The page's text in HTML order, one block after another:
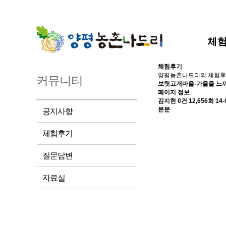
체
커뮤니티
공지사항
체험후기
질문답변
자료실
체험후기
양평농촌나드리의 체험
보릿고개마을-가을을 느
페이지 정보
김지현 0건 12,656회 14-
본문